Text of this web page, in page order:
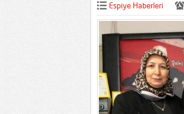
Espiye Haberleri